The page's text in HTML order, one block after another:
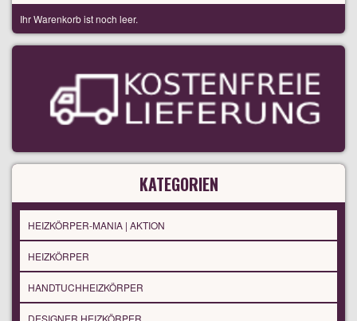
Ihr Warenkorb ist noch leer.
KATEGORIEN
HEIZKÖRPER-MANIA | AKTION
HEIZKÖRPER
HANDTUCHHEIZKÖRPER